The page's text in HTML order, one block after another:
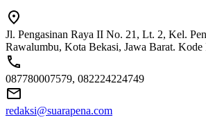
Jl. Pengasinan Raya II No. 21, Lt. 2, Kel.
Rawalumbu, Kota Bekasi, Jawa Barat. Kode
087780007579, 082224224749
redaksi@suarapena.com